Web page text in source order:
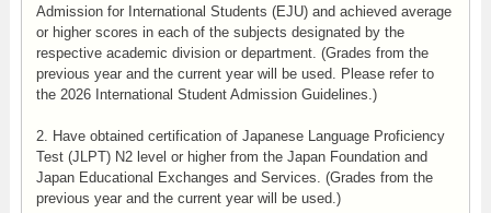
Admission for International Students (EJU) and achieved average
or higher scores in each of the subjects designated by the
respective academic division or department. (Grades from the
previous year and the current year will be used. Please refer to
the 2026 International Student Admission Guidelines.)
2. Have obtained certification of Japanese Language Proficiency
Test (JLPT) N2 level or higher from the Japan Foundation and
Japan Educational Exchanges and Services. (Grades from the
previous year and the current year will be used.)